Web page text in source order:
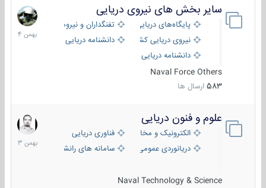
سایر بخش های نیروی دریایی
پایگاه‌های دریایی
تفنگداران و نیروهای ویژه‌ی دریایی
نیروی دریایی کشورهای مختلفدانشنامه دریایی
دانشنامه دریایی کپی
Naval Force Others
583 ارسال ها
22
بهمن
1404
علوم و فنون دریایی
الکترونیک و مخابرات دریاییفناوری دریایی
دریانوردی عمومی
سامانه های رانشی دریایی
Naval Technology & Science
6
بهمن
1403